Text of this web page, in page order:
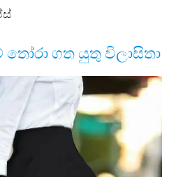
ගත යුතු විලාසිතා